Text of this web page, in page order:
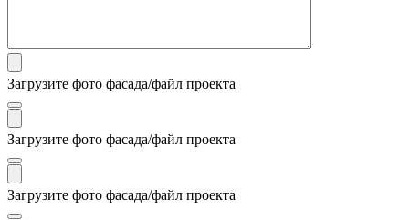
Загрузите фото фасада/файл проекта
Загрузите фото фасада/файл проекта
Загрузите фото фасада/файл проекта